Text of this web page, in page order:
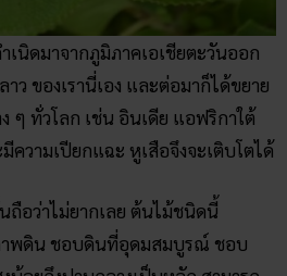
นิดมาจากภูมิภาคเอเชียตะวันออก
ว ของเรานี่เอง และต่อมาก็ได้ขยาย
ๆ ทั่วโลก เช่น อินเดีย แอฟริกาใต้
วามเปียกแฉะ หูเสือจึงจะเติบโตได้
อว่าไม่ยากเลย ต้นไม้ชนิดนี้
าพดิน ชอบดินที่อุดมสมบูรณ์ ชอบ